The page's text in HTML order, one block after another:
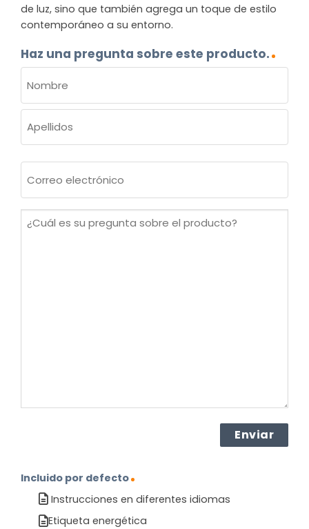
de luz, sino que también agrega un toque de estilo
contemporáneo a su entorno.
Haz una pregunta sobre este producto.
(OBLIGATORIO)
Nombre
electrónico
¿Cuál
Incluido por defecto
Instrucciones en diferentes idiomas
Etiqueta energética